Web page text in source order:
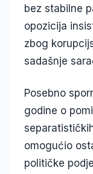
bez stabilne
opozicija
zbog
sadašnje
Posebno
godine o
omogućio
političke